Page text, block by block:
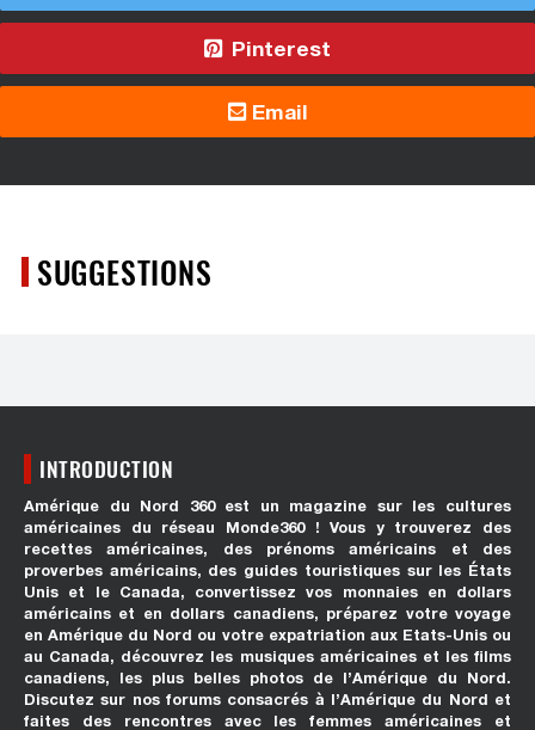
Pinterest
Email
SUGGESTIONS
INTRODUCTION
Amérique du Nord 360 est un magazine sur les cultures
américaines du réseau Monde360 ! Vous y trouverez des
recettes américaines, des prénoms américains et des
proverbes américains, des guides touristiques sur les États
Unis et le Canada, convertissez vos monnaies en dollars
américains et en dollars canadiens, préparez votre voyage
en Amérique du Nord ou votre expatriation aux Etats-Unis ou
au Canada, découvrez les musiques américaines et les films
canadiens, les plus belles photos de l’Amérique du Nord.
Discutez sur nos forums consacrés à l’Amérique du Nord et
faites des rencontres avec les femmes américaines et